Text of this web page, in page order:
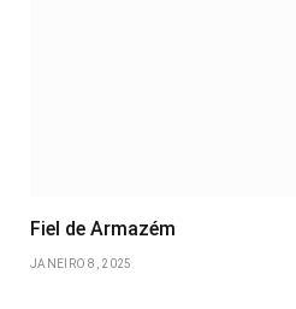
Fiel de Armazém
JANEIRO 8, 2025